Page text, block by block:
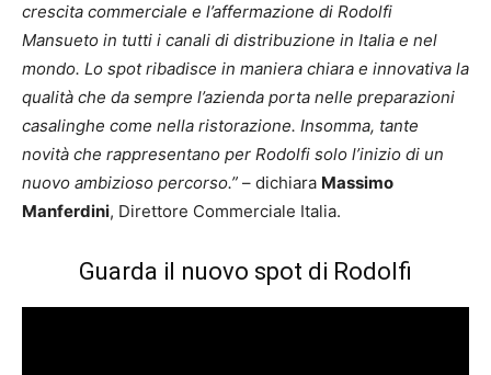
crescita commerciale e l’affermazione di Rodolfi
Mansueto in tutti i canali di distribuzione in Italia e nel
mondo. Lo spot ribadisce in maniera chiara e innovativa la
qualità che da sempre l’azienda porta nelle preparazioni
casalinghe come nella ristorazione. Insomma, tante
novità che rappresentano per Rodolfi solo l’inizio di un
nuovo ambizioso percorso.” – dichiara Massimo
Manferdini, Direttore Commerciale Italia.
Guarda il nuovo spot di Rodolfi